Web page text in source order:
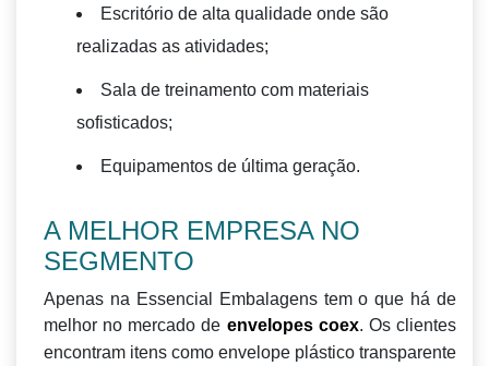
Escritório de alta qualidade onde são
realizadas as atividades;
Sala de treinamento com materiais
sofisticados;
Equipamentos de última geração.
A MELHOR EMPRESA NO
SEGMENTO
Apenas na Essencial Embalagens tem o que há de
melhor no mercado de envelopes coex. Os clientes
encontram itens como envelope plástico transparente